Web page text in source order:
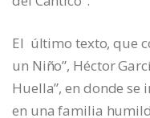
El último texto, que
un Niño”, Héctor
Huella”, en donde se
en una familia